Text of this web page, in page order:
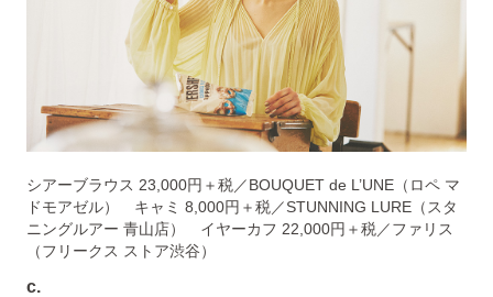
シアーブラウス 23,000円＋税／BOUQUET de L’UNE（ロペ マ
ドモアゼル） キャミ 8,000円＋税／STUNNING LURE（スタ
ニングルアー 青山店） イヤーカフ 22,000円＋税／ファリス
（フリークス ストア渋谷）
c.